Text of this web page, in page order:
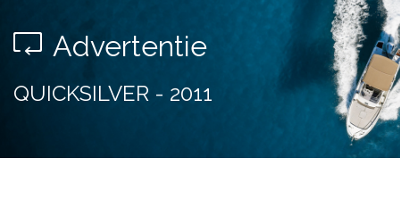
Advertentie
QUICKSILVER - 2011